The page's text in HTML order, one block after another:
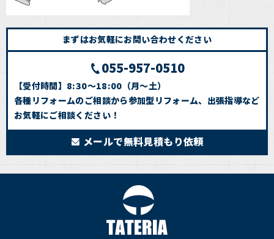
まずはお気軽にお問い合わせください
055-957-0510
【受付時間】8:30～18:00（月～土）
各種リフォームのご相談から参加型リフォーム、出張指導など
お気軽にご相談ください！
メールで無料見積もり依頼